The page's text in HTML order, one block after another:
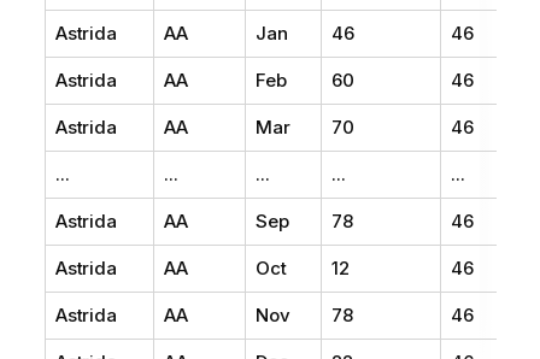
Astrida AA Jan 46 46
Astrida AA Feb 60 46
Astrida AA Mar 70 46
... ... ... ... ...
Astrida AA Sep 78 46
Astrida AA Oct 12 46
Astrida AA Nov 78 46